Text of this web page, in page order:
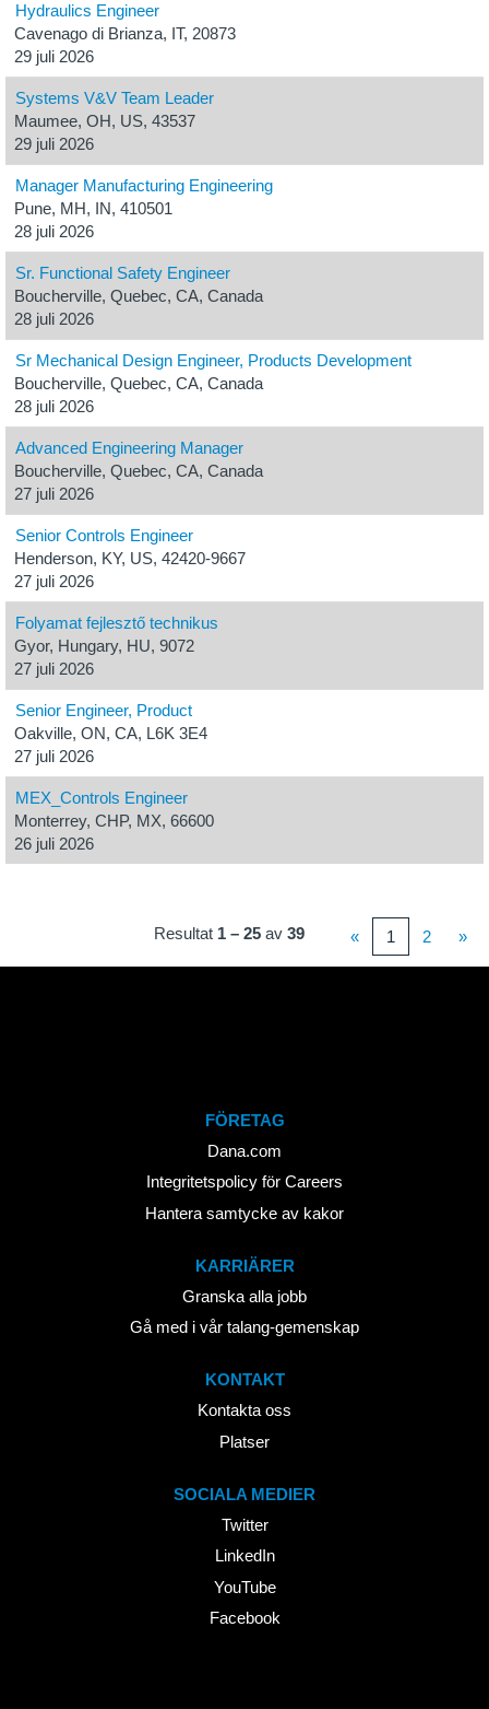
Hydraulics Engineer
Cavenago di Brianza, IT, 20873
29 juli 2026
Systems V&V Team Leader
Maumee, OH, US, 43537
29 juli 2026
Manager Manufacturing Engineering
Pune, MH, IN, 410501
28 juli 2026
Sr. Functional Safety Engineer
Boucherville, Quebec, CA, Canada
28 juli 2026
Sr Mechanical Design Engineer, Products Development
Boucherville, Quebec, CA, Canada
28 juli 2026
Advanced Engineering Manager
Boucherville, Quebec, CA, Canada
27 juli 2026
Senior Controls Engineer
Henderson, KY, US, 42420-9667
27 juli 2026
Folyamat fejlesztő technikus
Gyor, Hungary, HU, 9072
27 juli 2026
Senior Engineer, Product
Oakville, ON, CA, L6K 3E4
27 juli 2026
MEX_Controls Engineer
Monterrey, CHP, MX, 66600
26 juli 2026
Resultat 1 – 25 av 39 « 1 2 »
FÖRETAG
Dana.com
Integritetspolicy för Careers
Hantera samtycke av kakor
KARRIÄRER
Granska alla jobb
Gå med i vår talang-gemenskap
KONTAKT
Kontakta oss
Platser
SOCIALA MEDIER
Twitter
LinkedIn
YouTube
Facebook